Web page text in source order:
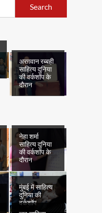
अरग़वान रब्बही
साहित्य दुनिया
की वर्कशॉप के
दौरान
नेहा शर्मा
साहित्य दुनिया
की वर्कशॉप के
दौरान
मुंबई में साहित्य
दुनिया की
वर्कशॉप